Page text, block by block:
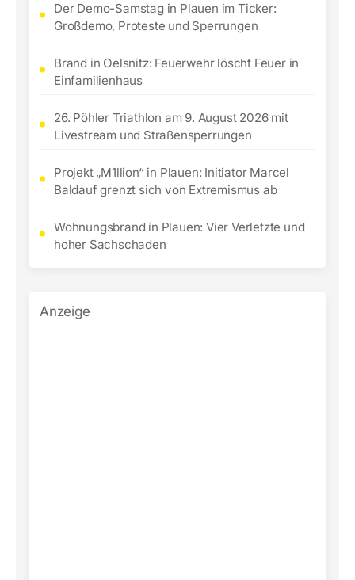
Der Demo-Samstag in Plauen im Ticker:
Großdemo, Proteste und Sperrungen
Brand in Oelsnitz: Feuerwehr löscht Feuer in
Einfamilienhaus
26. Pöhler Triathlon am 9. August 2026 mit
Livestream und Straßensperrungen
Projekt „M1llion“ in Plauen: Initiator Marcel
Baldauf grenzt sich von Extremismus ab
Wohnungsbrand in Plauen: Vier Verletzte und
hoher Sachschaden
Anzeige